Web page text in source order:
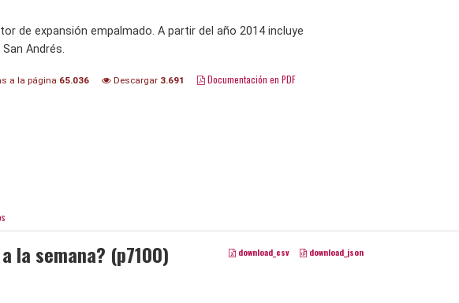
de expansión empalmado. A partir del año 2014 incluye
Andrés.
a la página 65.036 Descargar 3.691 Documentación en PDF
download_csv download_json
la semana? (p7100)